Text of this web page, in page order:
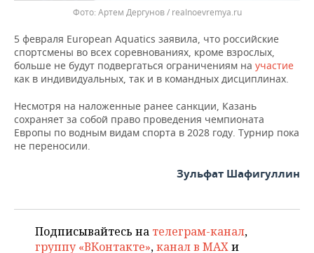
Артем Дергунов / realnoevremya.ru
5 февраля European Aquatics заявила, что российские
спортсмены во всех соревнованиях, кроме взрослых,
больше не будут подвергаться ограничениям на участие
как в индивидуальных, так и в командных дисциплинах.
Несмотря на наложенные ранее санкции, Казань
сохраняет за собой право проведения чемпионата
Европы по водным видам спорта в 2028 году. Турнир пока
не переносили.
Зульфат Шафигуллин
Подписывайтесь на телеграм-канал,
группу «ВКонтакте»,канал в MAXи